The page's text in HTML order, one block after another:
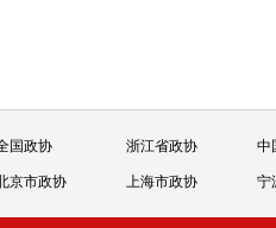
国政协 浙江省政协 中
京市政协 上海市政协 宁